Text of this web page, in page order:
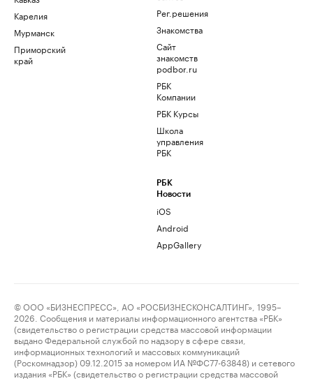
Карелия
Мурманск
Приморский
край
Рег.решения
Знакомства
Сайт
знакомств
podbor.ru
РБК
Компании
РБК Курсы
Школа
управления
РБК
РБК
Новости
iOS
Android
AppGallery
© ООО «БИЗНЕСПРЕСС», АО «РОСБИЗНЕСКОНСАЛТИНГ», 1995–
2026. Сообщения и материалы информационного агентства «РБК»
(свидетельство о регистрации средства массовой информации
выдано Федеральной службой по надзору в сфере связи,
информационных технологий и массовых коммуникаций
(Роскомнадзор) 09.12.2015 за номером ИА №ФС77-63848) и сетевого
издания «РБК» (свидетельство о регистрации средства массовой